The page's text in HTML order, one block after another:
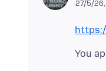
27/5/